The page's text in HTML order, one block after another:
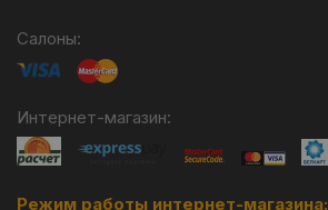
Салоны:
Интернет-магазин:
Режим работы интернет-магазина: